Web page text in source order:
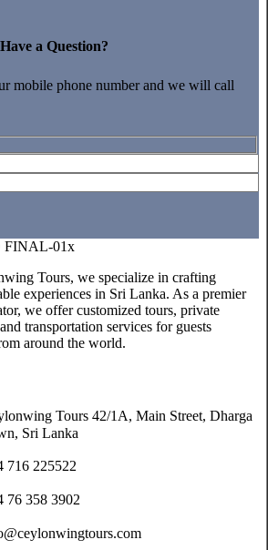
a Question?
mobile phone number and we will call
Tours, we specialize in crafting
experiences in Sri Lanka. As a premier
we offer customized tours, private
transportation services for guests
around the world.
Tours 42/1A, Main Street, Dharga
Sri Lanka
716 225522
76 358 3902